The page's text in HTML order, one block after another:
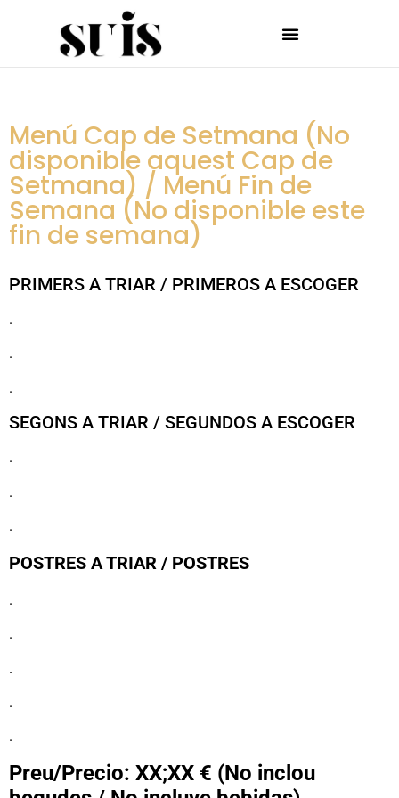
Menú Cap de Setmana (No
disponible aquest Cap de
Setmana) / Menú Fin de
Semana (No disponible este
fin de semana)
PRIMERS A TRIAR / PRIMEROS A ESCOGER
.
.
.
SEGONS A TRIAR / SEGUNDOS A ESCOGER
.
.
.
POSTRES A TRIAR / POSTRES
.
.
.
.
.
Preu/Precio: XX;XX € (No inclou